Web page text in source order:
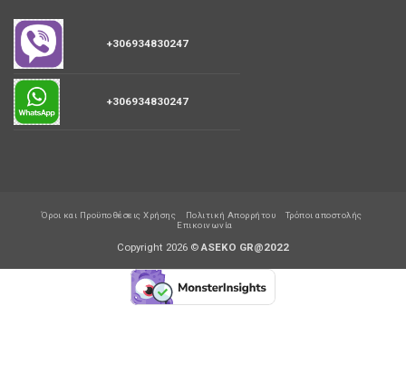
+306934830247
+306934830247
Όροι και Προϋποθέσεις Χρήσης Πολιτική Απορρήτου
Τρόποι αποστολής
Επικοινωνία
Copyright 2026 ©ASEKO GR@2022